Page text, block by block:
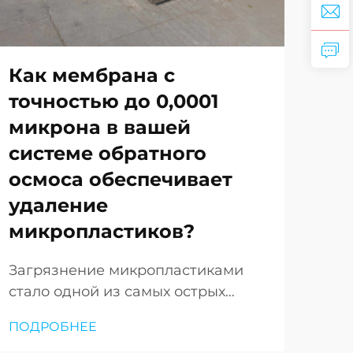
Как мембрана с
точностью до 0,0001
микрона в вашей
системе обратного
осмоса обеспечивает
удаление
микропластиков?
Загрязнение микропластиками
стало одной из самых острых
проблем XXI века: эти
ПОДРОБНЕЕ